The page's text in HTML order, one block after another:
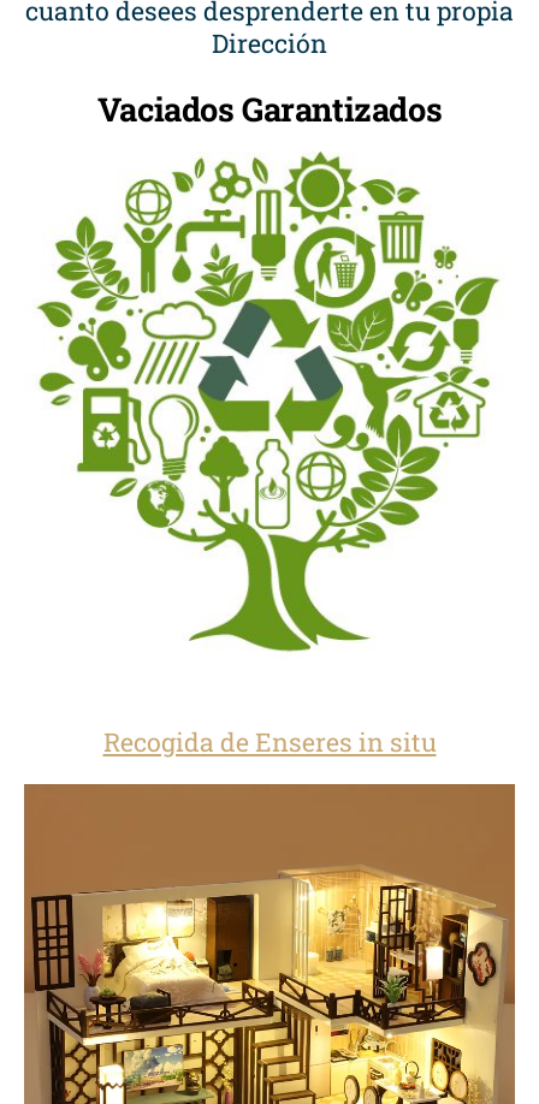
cuanto desees desprenderte en tu propia
Dirección
Vaciados Garantizados
Recogida de Enseres in situ